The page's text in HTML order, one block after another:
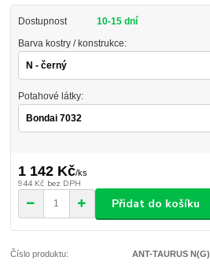
Dostupnost 10-15 dní
Barva kostry / konstrukce:
Potahové látky:
1 142 Kč/ks
944 Kč bez DPH
Přidat do košíku
Číslo produktu: ANT-TAURUS N(G)